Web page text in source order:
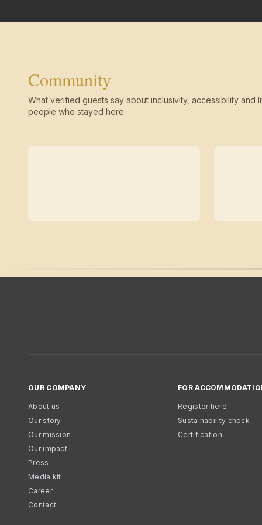
Community
What verified guests say about inclusivity, accessibility and
people who stayed here.
OUR COMPANY
About us
Our story
Our mission
Our impact
Press
Media kit
Career
Contact
FOR
Register here
Sustainability check
Certification